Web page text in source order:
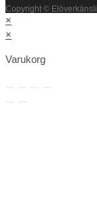
Copyright ©
×
×
Varukorg